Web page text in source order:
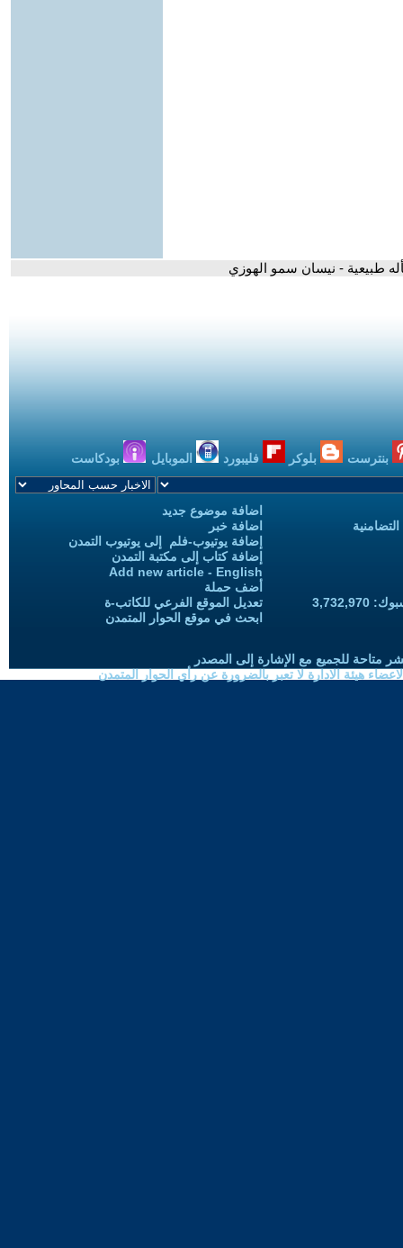
طبيعية - نيسان سمو الهوزي
بنترست بلوكر فليبورد الموبايل بودكاست
اضافة موضوع جديد
اضافة خبر
إضافة يوتيوب-فلم إلى يوتيوب التمدن
إضافة كتاب إلى مكتبة التمدن
Add new article - English
أضف حملة
تعديل الموقع الفرعي للكاتب-ة
ابحث في موقع الحوار المتمدن
متاحة للجميع مع الإشارة إلى المصدر
هيئة الادارة لا تعبر بالضرورة عن رأي الحوار المتمدن